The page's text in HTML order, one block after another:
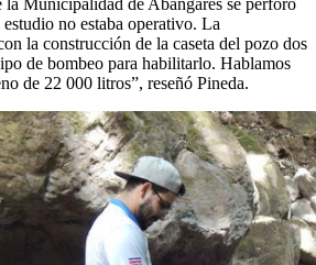
no estaba operativo. La
la construcción de la caseta del pozo dos
de bombeo para habilitarlo. Hablamos
de 22 000 litros”, reseñó Pineda.